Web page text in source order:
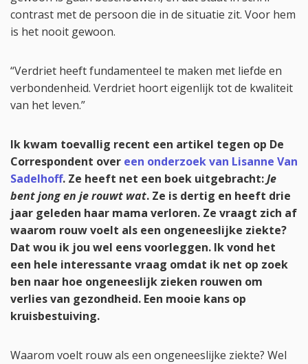
contrast met de persoon die in de situatie zit. Voor hem
is het nooit gewoon.
“Verdriet heeft fundamenteel te maken met liefde en
verbondenheid. Verdriet hoort eigenlijk tot de kwaliteit
van het leven.”
Ik kwam toevallig recent een artikel tegen op De
Correspondent over een onderzoek van Lisanne Van
Sadelhoff. Ze heeft net een boek uitgebracht:Je
bent jong en je rouwt wat. Ze is dertig en heeft drie
jaar geleden haar mama verloren. Ze vraagt zich af
waarom rouw voelt als een ongeneeslijke ziekte?
Dat wou ik jou wel eens voorleggen. Ik vond het
een hele interessante vraag omdat ik net op zoek
ben naar hoe ongeneeslijk zieken rouwen om
verlies van gezondheid. Een mooie kans op
kruisbestuiving.
Waarom voelt rouw als een ongeneeslijke ziekte? Wel